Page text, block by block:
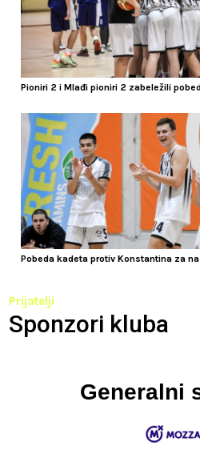
Pioniri 2 i Mlađi pioniri 2 zabeležili
Pobeda kadeta protiv Konstantina za
Prijatelji
Sponzori kluba
Generalni